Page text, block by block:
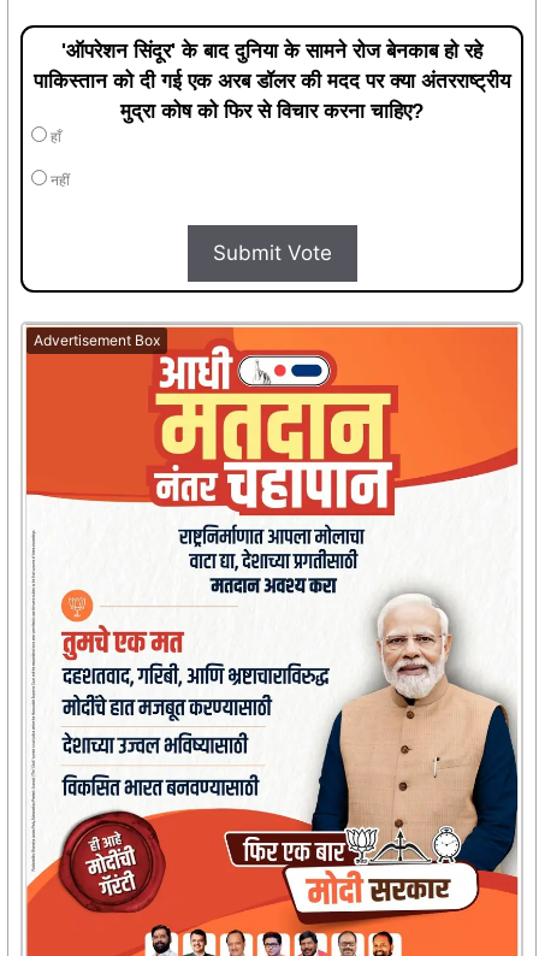
'ऑपरेशन सिंदूर' के बाद दुनिया के सामने रोज बेनकाब हो रहे
पाकिस्तान को दी गई एक अरब डॉलर की मदद पर क्या अंतरराष्ट्रीय
मुद्रा कोष को फिर से विचार करना चाहिए?
हाँ
नहीं
Submit Vote
Advertisement Box